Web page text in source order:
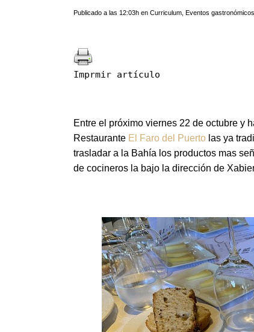
Publicado a las 12:03h en Curriculum Eventos gastronómicos
Imprmir artículo
Entre el próximo viernes 22 de octubre y
Restaurante El Faro del Puerto las ya
trasladar a la Bahía los productos mas
de cocineros la bajo la dirección de